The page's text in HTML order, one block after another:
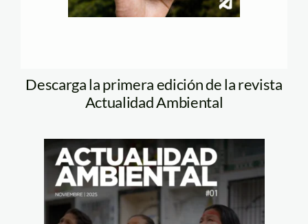
Descarga la primera edición de la revista
Actualidad Ambiental